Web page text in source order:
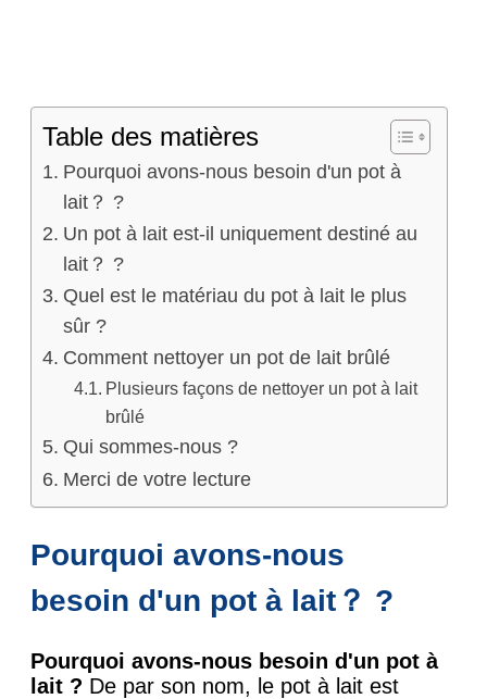
Table des matières
Pourquoi avons-nous besoin d'un pot à
lait？ ?
Un pot à lait est-il uniquement destiné au
lait？ ?
Quel est le matériau du pot à lait le plus
sûr ?
Comment nettoyer un pot de lait brûlé
Plusieurs façons de nettoyer un pot à lait
brûlé
Qui sommes-nous ?
Merci de votre lecture
Pourquoi avons-nous
besoin d'un pot à lait？ ?
Pourquoi avons-nous besoin d'un pot à
lait ? De par son nom, le pot à lait est